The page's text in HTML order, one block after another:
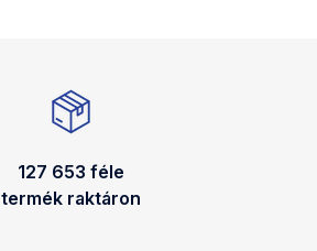
127 653 féle
termék raktáron